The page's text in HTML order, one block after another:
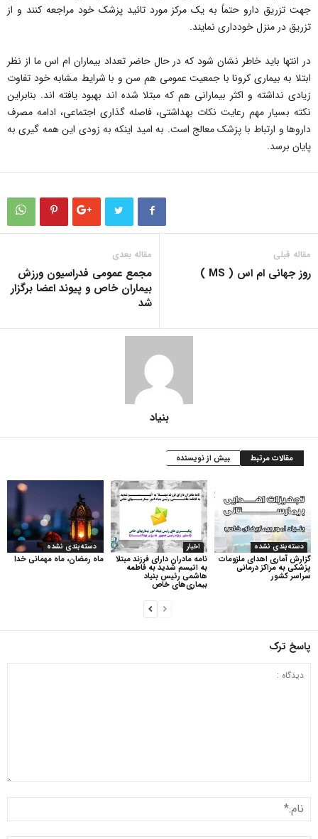
جهت تزریق دارو حتماً به یک مرکز مورد تائید پزشک خود مراجعه کنند و از
تزریق در منزل خودداری نمایند.
در انتها باید خاطر نشان شود که در حال حاضر تعداد بیماران ام اس ما از نظر
ابتلا به بیماری کرونا با جمعیت عمومی هم سن و با شرایط مشابه خود تفاوت
زیادی نداشته و اکثر بیمارانی هم که مبتلا شده اند بهبود یافته اند. بنابراین
نکته بسیار مهم رعایت نکات بهداشتی، فاصله گذاری اجتماعی، ادامه مصرف
داروها و ارتباط با پزشک معالج است. به امید اینکه به زودی این همه گیری به
پایان برسد.
مقاله قبلی
روز جهانی ام اس ( MS )
مقاله بعدی
مجمع عمومی فدراسیون ورزش
بیماران خاص و پیوند اعضا برگزار
شد
بنیاد
مقالات مرتبط بیش از نویسنده
دسته‌بندی نشده
ماه رمضان، ماه مهمانی خدا
اخبار
نامه مادران دارای فرزند مبتلا
به اتیسم شدید به فاطمه
هاشمی رئیس بنیاد
بیماری‌های خاص
دسته‌بندی نشده
گزارش آماری اهدای ملزومات
پزشکی به مراکز درمانی
سراسر کشور
پاسخ ترک